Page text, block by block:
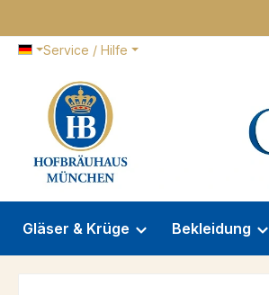
Service / Hilfe
Gläser & Krüge Bekleidung